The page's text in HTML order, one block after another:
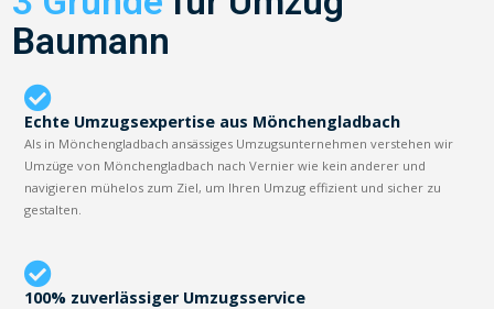
Baumann
Echte Umzugsexpertise aus Mönchengladbach
Als in Mönchengladbach ansässiges Umzugsunternehmen verstehen wir
Umzüge von Mönchengladbach nach Vernier wie kein anderer und
navigieren mühelos zum Ziel, um Ihren Umzug effizient und sicher zu
gestalten.
100% zuverlässiger Umzugsservice